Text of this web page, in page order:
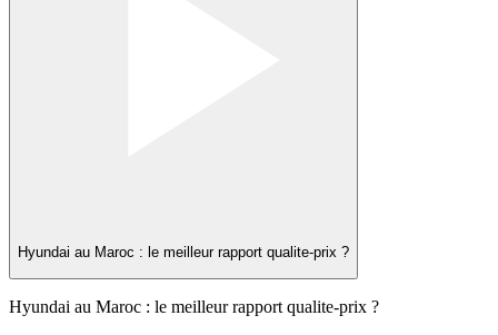
Hyundai au Maroc : le meilleur rapport qualite-prix ?
Hyundai au Maroc : le meilleur rapport qualite-prix ?